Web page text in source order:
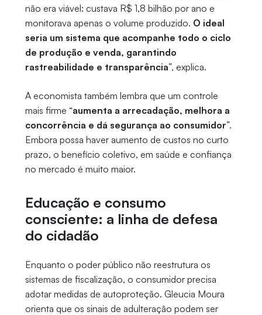
não era viável: custava R$ 1,8 bilhão por ano e
monitorava apenas o volume produzido. O ideal
seria um sistema que acompanhe todo o ciclo
de produção e venda, garantindo
rastreabilidade e transparência”, explica.
A economista também lembra que um controle
mais firme “aumenta a arrecadação, melhora a
concorrência e dá segurança ao consumidor”.
Embora possa haver aumento de custos no curto
prazo, o benefício coletivo, em saúde e confiança
no mercado é muito maior.
Educação e consumo
consciente: a linha de defesa
do cidadão
Enquanto o poder público não reestrutura os
sistemas de fiscalização, o consumidor precisa
adotar medidas de autoproteção. Gleucia Moura
orienta que os sinais de adulteração podem ser